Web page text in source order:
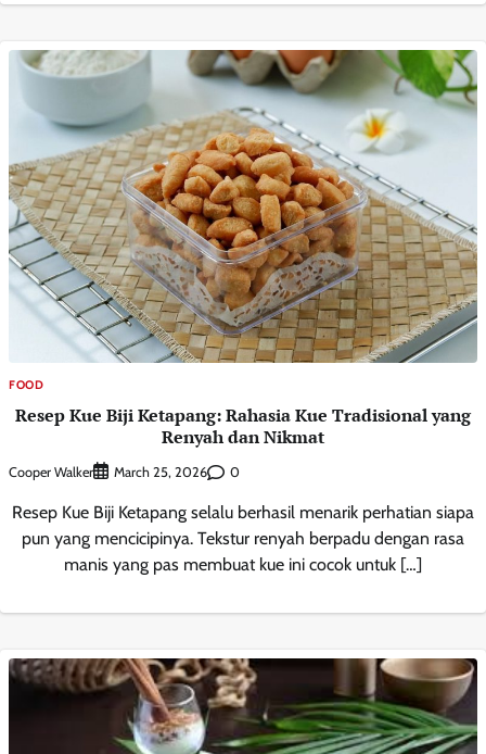
FOOD
Resep Kue Biji Ketapang: Rahasia Kue Tradisional yang
Renyah dan Nikmat
Cooper Walker March 25, 2026 0
Resep Kue Biji Ketapang selalu berhasil menarik perhatian siapa
pun yang mencicipinya. Tekstur renyah berpadu dengan rasa
manis yang pas membuat kue ini cocok untuk […]